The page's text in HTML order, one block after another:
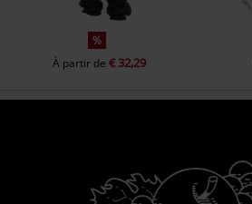
%
À partir de€ 32,29